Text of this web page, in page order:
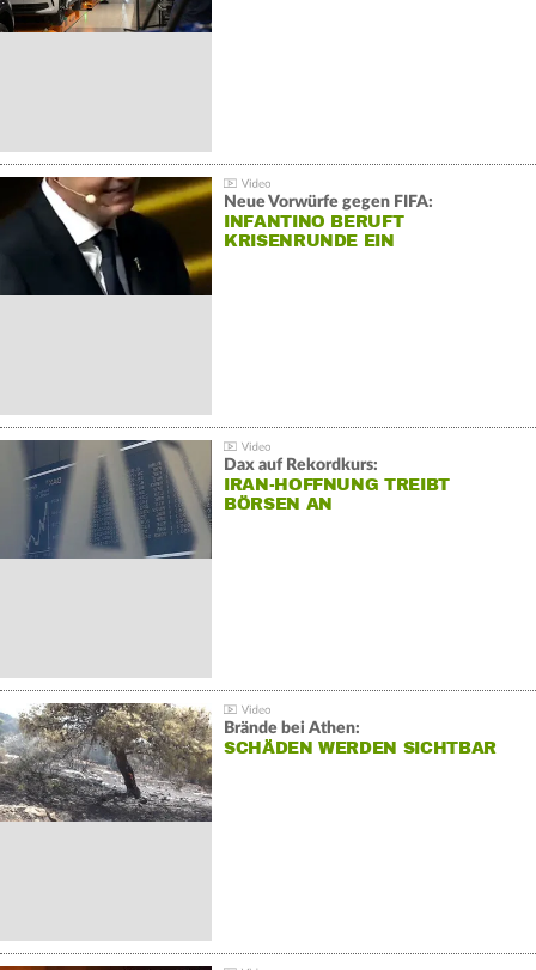
Neue Vorwürfe gegen FIFA:
INFANTINO BERUFT
KRISENRUNDE EIN
Dax auf Rekordkurs:
IRAN-HOFFNUNG TREIBT
BÖRSEN AN
Brände bei Athen:
SCHÄDEN WERDEN SICHTBAR